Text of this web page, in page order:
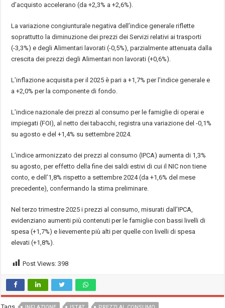
d’acquisto accelerano (da +2,3% a +2,6%).
La variazione congiunturale negativa dell’indice generale riflette
soprattutto la diminuzione dei prezzi dei Servizi relativi ai trasporti
(-3,3%) e degli Alimentari lavorati (-0,5%), parzialmente attenuata dalla
crescita dei prezzi degli Alimentari non lavorati (+0,6%).
L’inflazione acquisita per il 2025 è pari a +1,7% per l’indice generale e
a +2,0% per la componente di fondo.
L’indice nazionale dei prezzi al consumo per le famiglie di operai e
impiegati (FOI), al netto dei tabacchi, registra una variazione del -0,1%
su agosto e del +1,4% su settembre 2024.
L’indice armonizzato dei prezzi al consumo (IPCA) aumenta di 1,3%
su agosto, per effetto della fine dei saldi estivi di cui il NIC non tiene
conto, e dell’1,8% rispetto a settembre 2024 (da +1,6% del mese
precedente), confermando la stima preliminare.
Nel terzo trimestre 2025 i prezzi al consumo, misurati dall’IPCA,
evidenziano aumenti più contenuti per le famiglie con bassi livelli di
spesa (+1,7%) e lievemente più alti per quelle con livelli di spesa
elevati (+1,8%).
Post Views: 398